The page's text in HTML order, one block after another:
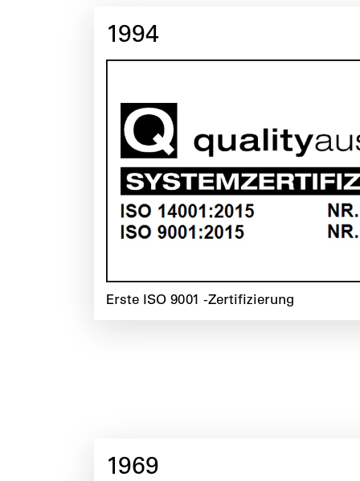
1994
Erste ISO 9001 -Zertifizierung
1969